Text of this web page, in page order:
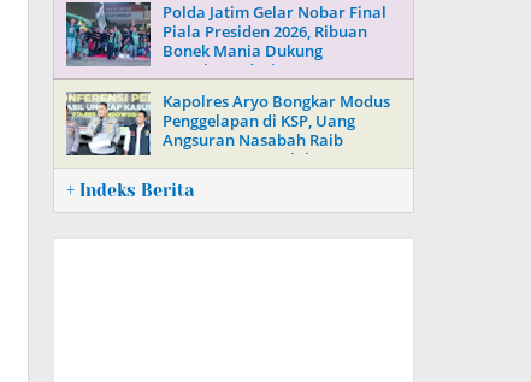
Polda Jatim Gelar Nobar Final
Piala Presiden 2026, Ribuan
Bonek Mania Dukung
Persebaya dari Lapangan
Kapolres Aryo Bongkar Modus
Penggelapan di KSP, Uang
Angsuran Nasabah Raib
Ratusan Juta Rupiah
+ Indeks Berita